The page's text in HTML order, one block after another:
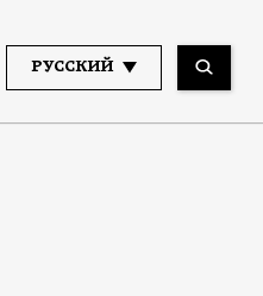
РУССКИЙ